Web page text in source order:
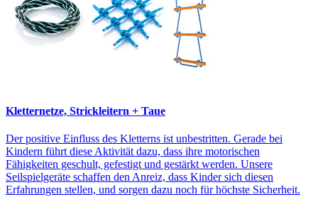
Kletternetze, Strickleitern + Taue
Der positive Einfluss des Kletterns ist unbestritten. Gerade bei
Kindern führt diese Aktivität dazu, dass ihre motorischen
Fähigkeiten geschult, gefestigt und gestärkt werden. Unsere
Seilspielgeräte schaffen den Anreiz, dass Kinder sich diesen
Erfahrungen stellen, und sorgen dazu noch für höchste Sicherheit.